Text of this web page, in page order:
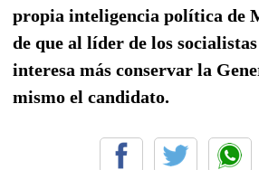
propia inteligencia política de
de que al líder de los
interesa más conservar la
mismo el candidato.